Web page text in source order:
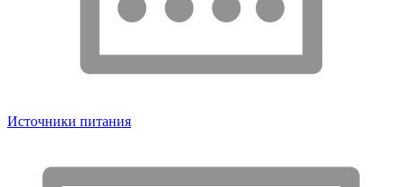
Источники питания